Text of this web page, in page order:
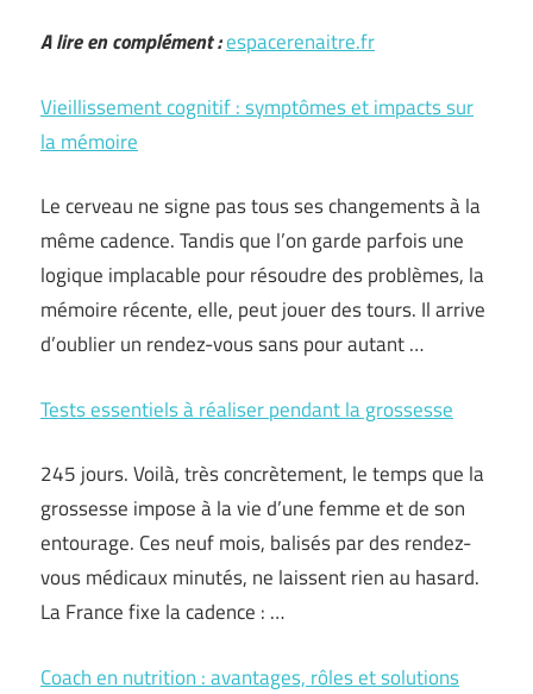
A lire en complément :espacerenaitre.fr
Vieillissement cognitif : symptômes et impacts sur
la mémoire
Le cerveau ne signe pas tous ses changements à la
même cadence. Tandis que l’on garde parfois une
logique implacable pour résoudre des problèmes, la
mémoire récente, elle, peut jouer des tours. Il arrive
d’oublier un rendez-vous sans pour autant …
Tests essentiels à réaliser pendant la grossesse
245 jours. Voilà, très concrètement, le temps que la
grossesse impose à la vie d’une femme et de son
entourage. Ces neuf mois, balisés par des rendez-
vous médicaux minutés, ne laissent rien au hasard.
La France fixe la cadence : …
Coach en nutrition : avantages, rôles et solutions